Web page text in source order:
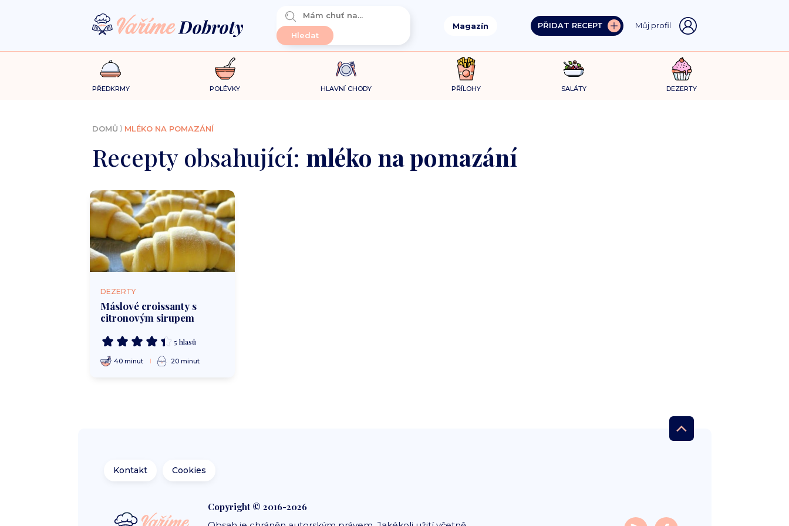
Magazín PŘIDAT RECEPT Můj profil
PŘEDKRMY POLÉVKY HLAVNÍ CHODY PŘÍLOHY SALÁTY DEZERTY
DOMŮ ⟩ MLÉKO NA POMAZÁNÍ
Recepty obsahující: mléko na pomazání
DEZERTY
Máslové croissanty s
citronovým sirupem
5 hlasů
40 minut 20 minut
Kontakt Cookies
Copyright © 2016-2026